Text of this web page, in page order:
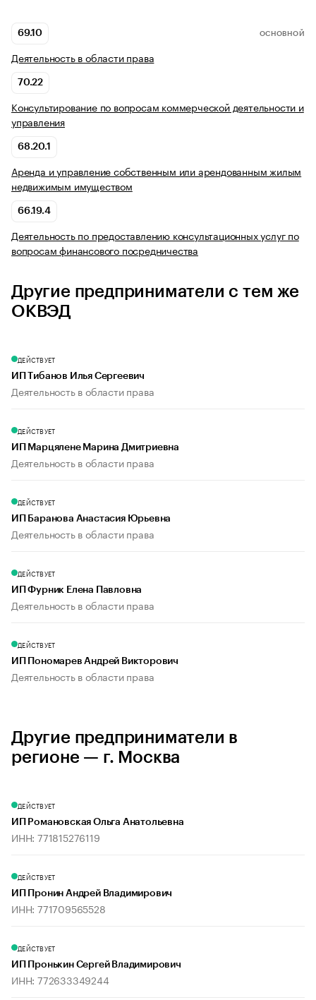
69.10 ОСНОВНОЙ
Деятельность в области права
70.22
Консультирование по вопросам коммерческой деятельности и
управления
68.20.1
Аренда и управление собственным или арендованным жилым
недвижимым имуществом
66.19.4
Деятельность по предоставлению консультационных услуг по
вопросам финансового посредничества
Другие предприниматели с тем же
ОКВЭД
ДЕЙСТВУЕТ
ИП Тибанов Илья Сергеевич
Деятельность в области права
ДЕЙСТВУЕТ
ИП Марцялене Марина Дмитриевна
Деятельность в области права
ДЕЙСТВУЕТ
ИП Баранова Анастасия Юрьевна
Деятельность в области права
ДЕЙСТВУЕТ
ИП Фурник Елена Павловна
Деятельность в области права
ДЕЙСТВУЕТ
ИП Пономарев Андрей Викторович
Деятельность в области права
Другие предприниматели в
регионе — г. Москва
ДЕЙСТВУЕТ
ИП Романовская Ольга Анатольевна
ИНН: 771815276119
ДЕЙСТВУЕТ
ИП Пронин Андрей Владимирович
ИНН: 771709565528
ДЕЙСТВУЕТ
ИП Пронькин Сергей Владимирович
ИНН: 772633349244